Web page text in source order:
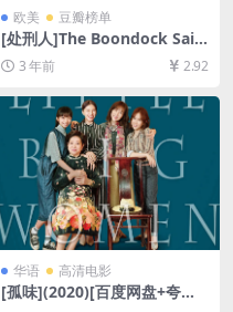
欧美 豆瓣榜单
[处刑人]The Boondock Sain
ts (1999)[百度网盘+夸克网盘
1080P超清未删减资源][网盘
在线播放/下载][MP4/6.9GB]
[中英字幕]
3 年前 2.92
华语 高清电影
[孤味](2020)[百度网盘+夸克